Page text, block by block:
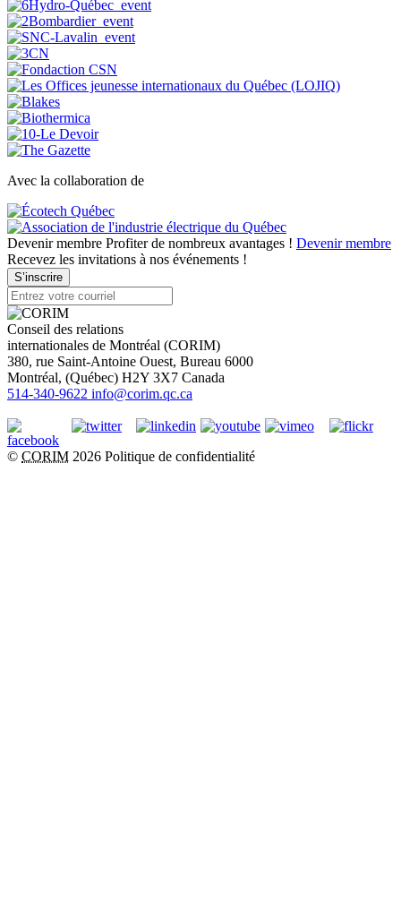
Avec la collaboration de
Devenir membre Profiter de nombreux avantages ! Devenir membre
Recevez les invitations à nos événements !
S’inscrire
Conseil des relations
internationales de Montréal (CORIM)
380, rue Saint-Antoine Ouest, Bureau 6000
Montréal, (Québec) H2Y 3X7 Canada
514-340-9622 info@corim.qc.ca
© CORIM 2026 Politique de confidentialité